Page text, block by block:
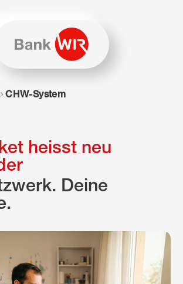
Seite wird JavaScript benötigt.
CHW-System
heisst neu
Deine